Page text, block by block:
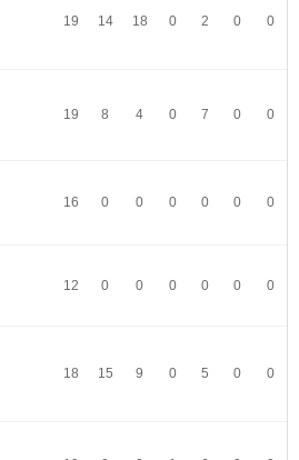
19 14 18 0 2 0 0
19 8 4 0 7 0 0
16 0 0 0 0 0 0
12 0 0 0 0 0 0
18 15 9 0 5 0 0